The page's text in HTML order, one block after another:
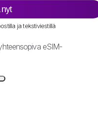
ja tekstiviestillä
eSIM-